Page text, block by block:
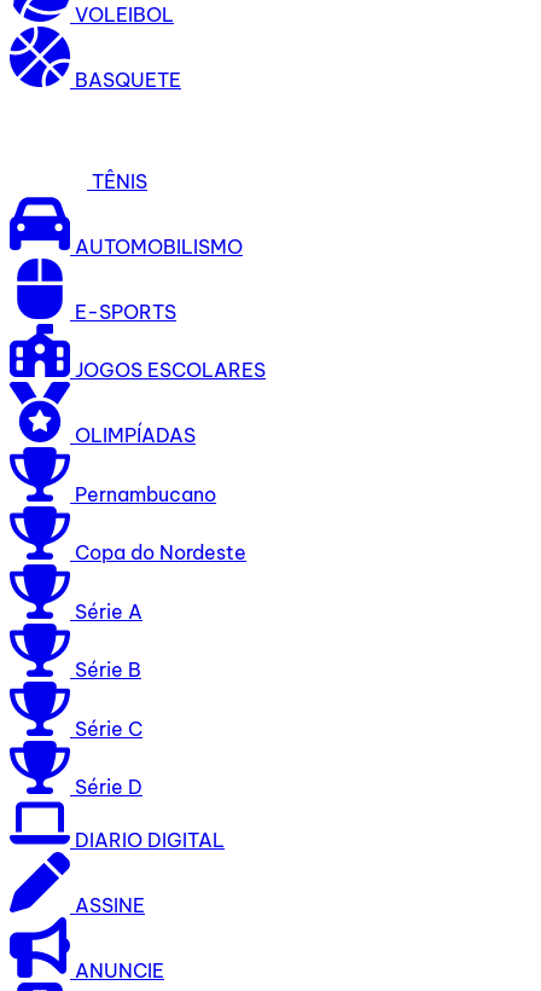
VOLEIBOL
BASQUETE
TÊNIS
AUTOMOBILISMO
E-SPORTS
JOGOS ESCOLARES
OLIMPÍADAS
Pernambucano
Copa do Nordeste
Série A
Série B
Série C
Série D
DIARIO DIGITAL
ASSINE
ANUNCIE